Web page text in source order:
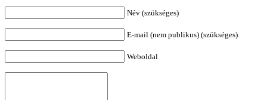
Név (szükséges)
E-mail (nem publikus) (szükséges)
Weboldal